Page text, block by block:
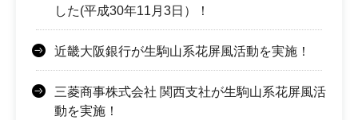
した(平成30年11月3日）！
近畿大阪銀行が生駒山系花屏風活動を実施！
三菱商事株式会社 関西支社が生駒山系花屏風活
動を実施！